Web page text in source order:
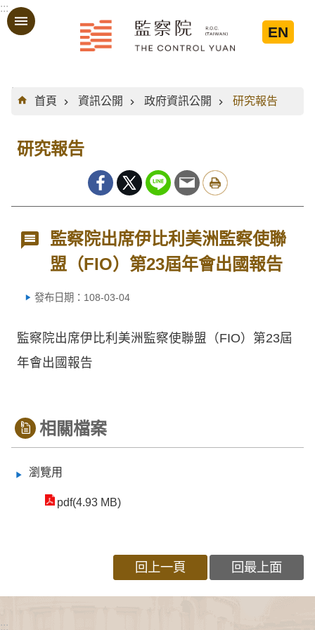
跳到主要內容區塊
:::
EN
:::
首頁
資訊公開 政府資訊公開 研究報告
研究報告
監察院出席伊比利美洲監察使聯
盟（FIO）第23屆年會出國報告
發布日期：108-03-04
監察院出席伊比利美洲監察使聯盟（FIO）第23屆
年會出國報告
相關檔案
瀏覽用
pdf(4.93 MB)
回上一頁 回最上面
:::